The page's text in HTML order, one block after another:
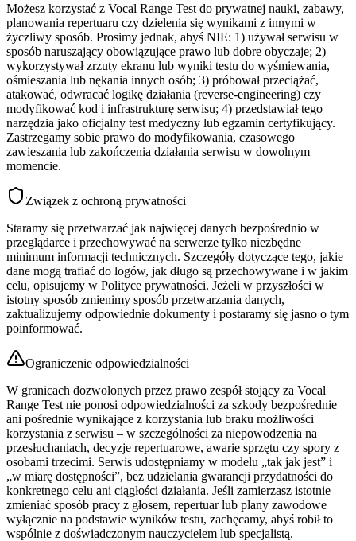
Możesz korzystać z Vocal Range Test do prywatnej nauki, zabawy,
planowania repertuaru czy dzielenia się wynikami z innymi w
życzliwy sposób. Prosimy jednak, abyś NIE: 1) używał serwisu w
sposób naruszający obowiązujące prawo lub dobre obyczaje; 2)
wykorzystywał zrzuty ekranu lub wyniki testu do wyśmiewania,
ośmieszania lub nękania innych osób; 3) próbował przeciążać,
atakować, odwracać logikę działania (reverse‑engineering) czy
modyfikować kod i infrastrukturę serwisu; 4) przedstawiał tego
narzędzia jako oficjalny test medyczny lub egzamin certyfikujący.
Zastrzegamy sobie prawo do modyfikowania, czasowego
zawieszania lub zakończenia działania serwisu w dowolnym
momencie.
Związek z ochroną prywatności
Staramy się przetwarzać jak najwięcej danych bezpośrednio w
przeglądarce i przechowywać na serwerze tylko niezbędne
minimum informacji technicznych. Szczegóły dotyczące tego, jakie
dane mogą trafiać do logów, jak długo są przechowywane i w jakim
celu, opisujemy w Polityce prywatności. Jeżeli w przyszłości w
istotny sposób zmienimy sposób przetwarzania danych,
zaktualizujemy odpowiednie dokumenty i postaramy się jasno o tym
poinformować.
Ograniczenie odpowiedzialności
W granicach dozwolonych przez prawo zespół stojący za Vocal
Range Test nie ponosi odpowiedzialności za szkody bezpośrednie
ani pośrednie wynikające z korzystania lub braku możliwości
korzystania z serwisu – w szczególności za niepowodzenia na
przesłuchaniach, decyzje repertuarowe, awarie sprzętu czy spory z
osobami trzecimi. Serwis udostępniamy w modelu „tak jak jest” i
„w miarę dostępności”, bez udzielania gwarancji przydatności do
konkretnego celu ani ciągłości działania. Jeśli zamierzasz istotnie
zmieniać sposób pracy z głosem, repertuar lub plany zawodowe
wyłącznie na podstawie wyników testu, zachęcamy, abyś robił to
wspólnie z doświadczonym nauczycielem lub specjalistą.